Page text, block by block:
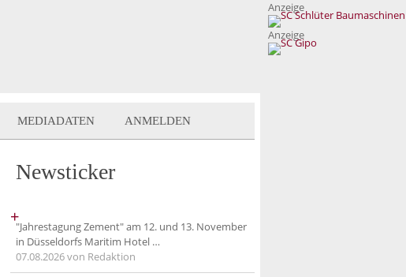
Anzeige
Anzeige
MEDIADATEN ANMELDEN
Newsticker
+"Jahrestagung Zement" am 12. und 13. November
in Düsseldorfs Maritim Hotel …
07.08.2026von Redaktion